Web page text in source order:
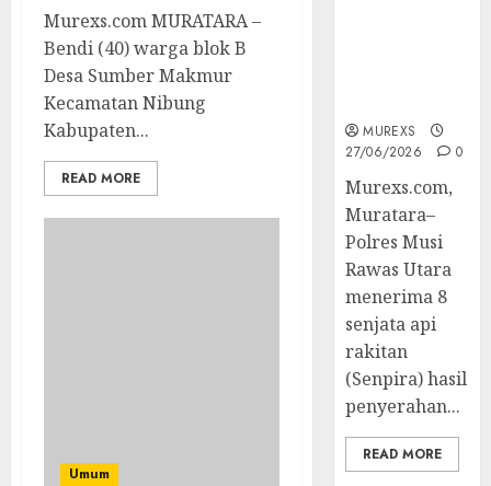
Murexs.com MURATARA –
Bendi (40) warga blok B
Desa Sumber Makmur
Kecamatan Nibung
Kabupaten...
READ MORE
Umum
MUREXS
27/06/2026
0
Murexs.com,
Muratara–
Polres Musi
Rawas Utara
menerima 8
senjata api
rakitan
(Senpira) hasil
penyerahan...
READ MORE